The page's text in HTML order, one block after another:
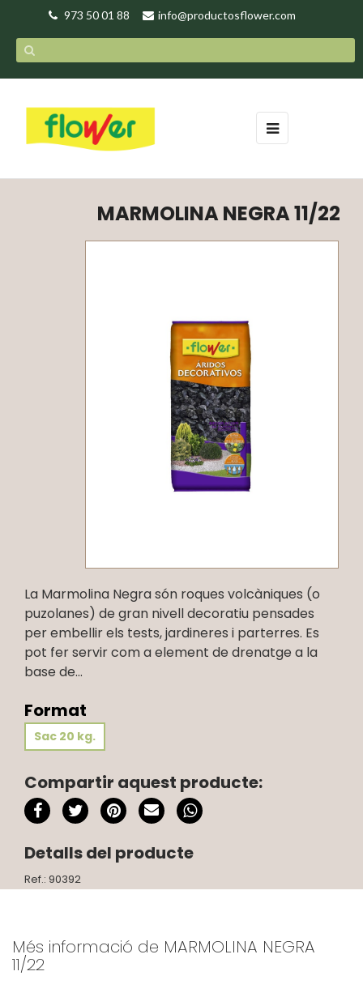
973 50 01 88 info@productosflower.com
Toggle
navigation
☰
MARMOLINA NEGRA 11/22
La Marmolina Negra són roques volcàniques (o
puzolanes) de gran nivell decoratiu pensades
per embellir els tests, jardineres i parterres. Es
pot fer servir com a element de drenatge a la
base de...
Format
Sac 20 kg.
Compartir aquest producte:
Detalls del producte
Ref.: 90392
Més informació de MARMOLINA NEGRA
11/22